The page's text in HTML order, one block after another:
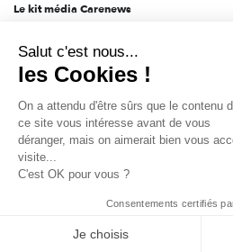
Le kit média Carenews
AEF info
Novethic
PRODURABLE
Inclusiv Day
Données personnelles Mentions légales
Salut c'est nous...
les Cookies !
On a attendu d'être sûrs que le contenu
ce site vous intéresse avant de vous
déranger, mais on aimerait bien vous
visite...
C'est OK pour vous ?
Consentements certifiés
Je choisis